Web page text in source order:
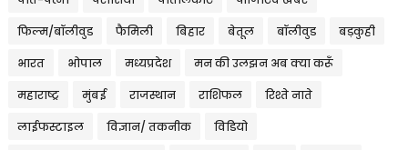
फिल्म/बॉलीवुड फैमिली बिहार बेतूल बॉलीवुड बड़कुही
भारत भोपाल मध्यप्रदेश मन की उलझन अब क्या करूँ
महाराष्ट्र मुंबई राजस्थान राशिफल रिश्ते नाते
लाईफस्टाइल विज्ञान/ तकनीक विडियो